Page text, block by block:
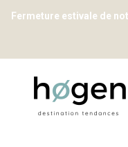
Fermeture estivale de